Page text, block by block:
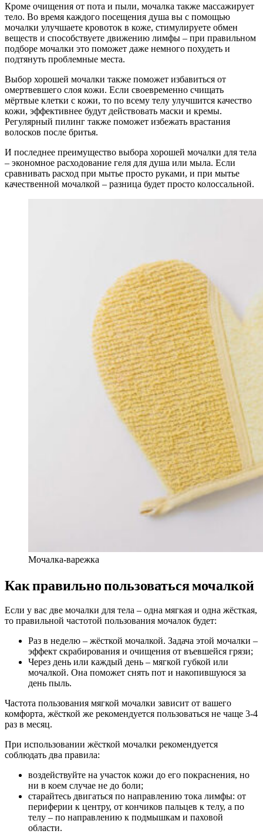
Кроме очищения от пота и пыли, мочалка также массажирует
тело. Во время каждого посещения душа вы с помощью
мочалки улучшаете кровоток в коже, стимулируете обмен
веществ и способствуете движению лимфы – при правильном
подборе мочалки это поможет даже немного похудеть и
подтянуть проблемные места.
Выбор хорошей мочалки также поможет избавиться от
омертвевшего слоя кожи. Если своевременно счищать
мёртвые клетки с кожи, то по всему телу улучшится качество
кожи, эффективнее будут действовать маски и кремы.
Регулярный пилинг также поможет избежать врастания
волосков после бритья.
И последнее преимущество выбора хорошей мочалки для тела
– экономное расходование геля для душа или мыла. Если
сравнивать расход при мытье просто руками, и при мытье
качественной мочалкой – разница будет просто колоссальной.
Мочалка-варежка
Как правильно пользоваться мочалкой
Если у вас две мочалки для тела – одна мягкая и одна жёсткая,
то правильной частотой пользования мочалок будет:
Раз в неделю – жёсткой мочалкой. Задача этой мочалки –
эффект скрабирования и очищения от въевшейся грязи;
Через день или каждый день – мягкой губкой или
мочалкой. Она поможет снять пот и накопившуюся за
день пыль.
Частота пользования мягкой мочалки зависит от вашего
комфорта, жёсткой же рекомендуется пользоваться не чаще 3-4
раз в месяц.
При использовании жёсткой мочалки рекомендуется
соблюдать два правила:
воздействуйте на участок кожи до его покраснения, но
ни в коем случае не до боли;
старайтесь двигаться по направлению тока лимфы: от
периферии к центру, от кончиков пальцев к телу, а по
телу – по направлению к подмышкам и паховой
области.